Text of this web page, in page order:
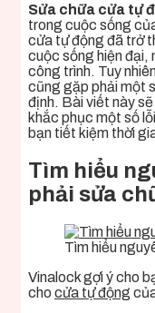
Sửa chữa cửa tự
trong cuộc sống
cửa tự động đã trở
cuộc sống hiện đại,
công trình. Tuy
cũng gặp phải một
định. Bài viết này
khắc phục một số
bạn tiết kiệm thời
Tìm hiểu
phải sửa
Tìm hiểu
Vinalock gợi ý cho
cho cửa tự động